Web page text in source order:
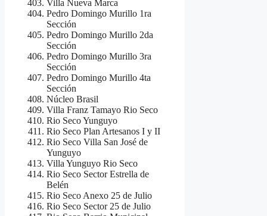
Villa Nueva Marca
Pedro Domingo Murillo 1ra
Sección
Pedro Domingo Murillo 2da
Sección
Pedro Domingo Murillo 3ra
Sección
Pedro Domingo Murillo 4ta
Sección
Núcleo Brasil
Villa Franz Tamayo Rio Seco
Rio Seco Yunguyo
Rio Seco Plan Artesanos I y II
Rio Seco Villa San José de
Yunguyo
Villa Yunguyo Rio Seco
Rio Seco Sector Estrella de
Belén
Rio Seco Anexo 25 de Julio
Rio Seco Sector 25 de Julio